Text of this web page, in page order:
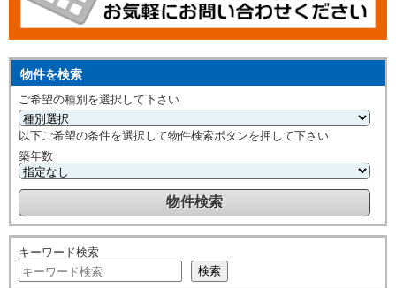
物件を検索
ご希望の種別を選択して下さい
以下ご希望の条件を選択して物件検索ボタンを押して下さい
築年数
キーワード検索
検索